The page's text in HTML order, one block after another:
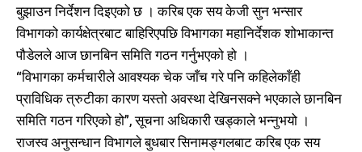
बुझाउन निर्देशन दिइएको छ । करिब एक सय केजी सुन भन्सार
विभागको कार्यक्षेत्रबाट बाहिरिएपछि विभागका महानिर्देशक शोभाकान्त
पौडेलले आज छानबिन समिति गठन गर्नुभएको हो ।
“विभागका कर्मचारीले आवश्यक चेक जाँच गरे पनि कहिलेकाँही
प्राविधिक त्रुटीका कारण यस्तो अवस्था देखिनसक्ने भएकाले छानबिन
समिति गठन गरिएको हो”, सूचना अधिकारी खड्काले भन्नुभयो ।
राजस्व अनुसन्धान विभागले बुधबार सिनामङ्गलबाट करिब एक सय